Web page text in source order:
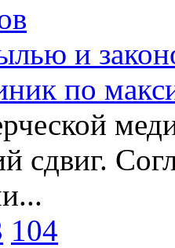
и
по
сдвиг.
104